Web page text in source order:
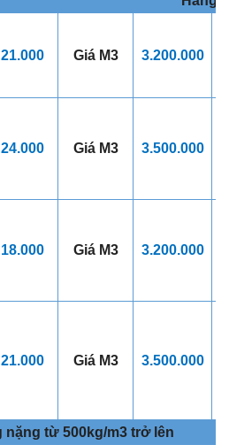
21.000 Giá M3 3.200.000
24.000 Giá M3 3.500.000
18.000 Giá M3 3.200.000
21.000 Giá M3 3.500.000
nặng từ 500kg/m3 trở lên